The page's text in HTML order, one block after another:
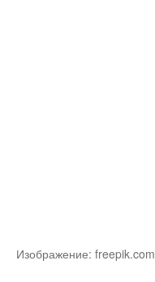
Изображение: freepik.com